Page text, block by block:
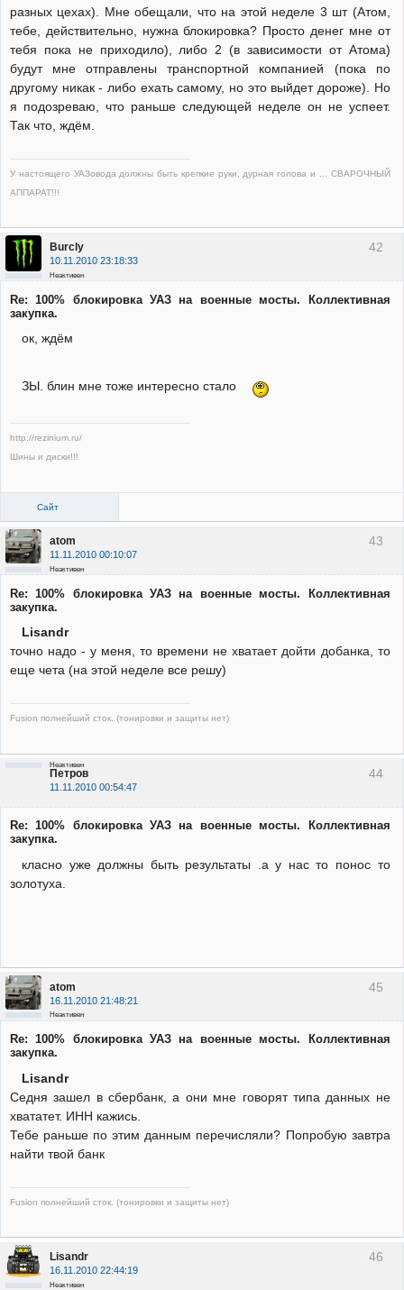
разных цехах). Мне обещали, что на этой неделе 3 шт (Атом,
тебе, действительно, нужна блокировка? Просто денег мне от
тебя пока не приходило), либо 2 (в зависимости от Атома)
будут мне отправлены транспортной компанией (пока по
другому никак - либо ехать самому, но это выйдет дороже). Но
я подозреваю, что раньше следующей неделе он не успеет.
Так что, ждём.
У настоящего УАЗовода должны быть крепкие руки, дурная голова и ... СВАРОЧНЫЙ
АППАРАТ!!!
42
Burcly
10.11.2010 23:18:33
Неактивен
Re: 100% блокировка УАЗ на военные мосты. Коллективная
закупка.
ок, ждём
ЗЫ. блин мне тоже интересно стало
http://rezinium.ru/
Шины и диски!!!
Сайт
43
atom
11.11.2010 00:10:07
Неактивен
Re: 100% блокировка УАЗ на военные мосты. Коллективная
закупка.
Lisandr
точно надо - у меня, то времени не хватает дойти добанка, то
еще чета (на этой неделе все решу)
Fusion полнейший сток. (тонировки и защиты нет)
44
Петров
11.11.2010 00:54:47
Неактивен
Re: 100% блокировка УАЗ на военные мосты. Коллективная
закупка.
класно уже должны быть результаты .а у нас то понос то
золотуха.
45
atom
16.11.2010 21:48:21
Неактивен
Re: 100% блокировка УАЗ на военные мосты. Коллективная
закупка.
Lisandr
Седня зашел в сбербанк, а они мне говорят типа данных не
хвататет. ИНН кажись.
Тебе раньше по этим данным перечисляли? Попробую завтра
найти твой банк
Fusion полнейший сток. (тонировки и защиты нет)
46
Lisandr
16.11.2010 22:44:19
Неактивен